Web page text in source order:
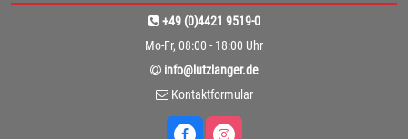
+49 (0)4421 9519-0
Mo-Fr, 08:00 - 18:00 Uhr
info@lutzlanger.de
Kontaktformular